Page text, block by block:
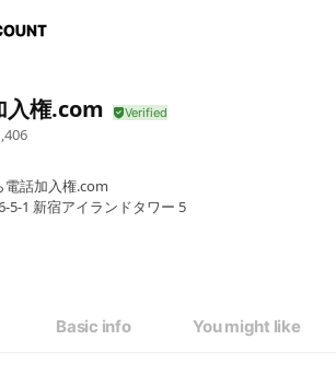
入権.com
話加入権.com
5-1 新宿アイランドタワー 5
Basic info You might like